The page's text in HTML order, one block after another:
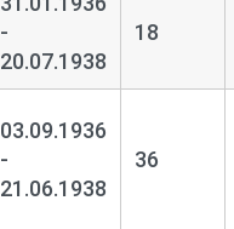
-
20.07.1938
18
03.09.1936
-
21.06.1938
36